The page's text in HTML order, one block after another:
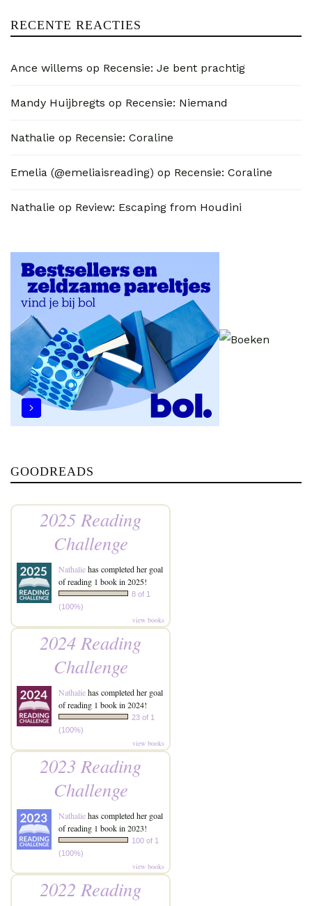
RECENTE REACTIES
Ance willems op Recensie: Je bent prachtig
Mandy Huijbregts op Recensie: Niemand
Nathalie op Recensie: Coraline
Emelia (@emeliaisreading) op Recensie: Coraline
Nathalie op Review: Escaping from Houdini
GOODREADS
2025 Reading
Challenge
Nathaliehas completed her goal
of reading 1 book in 2025!
8 of 1
(100%)
view books
2024 Reading
Challenge
Nathaliehas completed her goal
of reading 1 book in 2024!
23 of 1
(100%)
view books
2023 Reading
Challenge
Nathaliehas completed her goal
of reading 1 book in 2023!
100 of 1
(100%)
view books
2022 Reading